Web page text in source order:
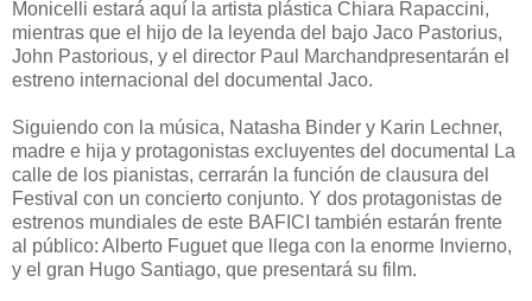
Monicelli estará aquí la artista plástica Chiara Rapaccini,
mientras que el hijo de la leyenda del bajo Jaco Pastorius,
John Pastorious, y el director Paul Marchandpresentarán el
estreno internacional del documental Jaco.
Siguiendo con la música, Natasha Binder y Karin Lechner,
madre e hija y protagonistas excluyentes del documental La
calle de los pianistas, cerrarán la función de clausura del
Festival con un concierto conjunto. Y dos protagonistas de
estrenos mundiales de este BAFICI también estarán frente
al público: Alberto Fuguet que llega con la enorme Invierno,
y el gran Hugo Santiago, que presentará su film.